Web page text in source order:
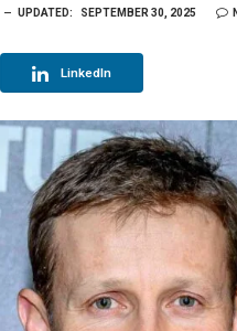
UPDATED: SEPTEMBER 30, 2025
LinkedIn